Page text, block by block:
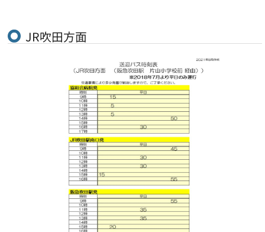
JR吹田方面